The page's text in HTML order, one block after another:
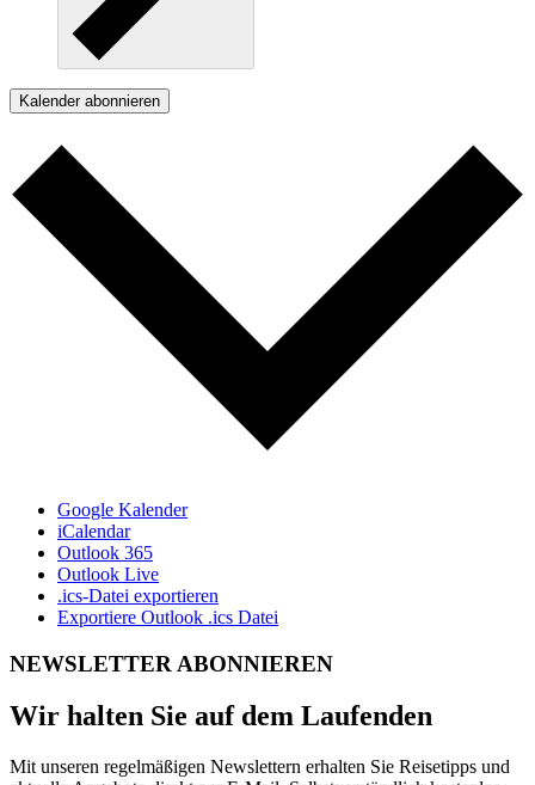
Kalender abonnieren
Google Kalender
iCalendar
Outlook 365
Outlook Live
.ics-Datei exportieren
Exportiere Outlook .ics Datei
NEWSLETTER ABONNIEREN
Wir halten Sie auf dem Laufenden
Mit unseren regelmäßigen Newslettern erhalten Sie Reisetipps und